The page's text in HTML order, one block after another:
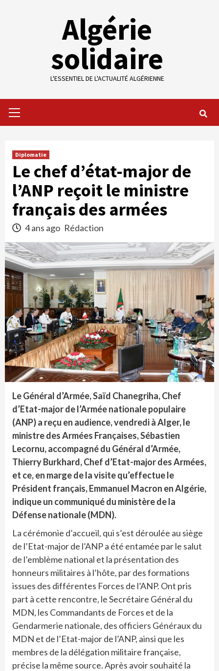
Algérie
solidaire
L'ESSENTIEL DE L'ACTUALITÉ ALGÉRIENNE
Menu
Diplomatie
Le chef d’état-major de
l’ANP reçoit le ministre
français des armées
4 ans ago Rédaction
Le Général d’Armée, Saïd Chanegriha, Chef
d’Etat-major de l’Armée nationale populaire
(ANP) a reçu en audience, vendredi à Alger, le
ministre des Armées Françaises, Sébastien
Lecornu, accompagné du Général d’Armée,
Thierry Burkhard, Chef d’Etat-major des Armées,
et ce, en marge de la visite qu’effectue le
Président français, Emmanuel Macron en Algérie,
indique un communiqué du ministère de la
Défense nationale (MDN).
La cérémonie d’accueil, qui s’est déroulée au siège
de l’Etat-major de l’ANP a été entamée par le salut
de l’emblème national et la présentation des
honneurs militaires à l’hôte, par des formations
issues des différentes Forces de l’ANP. Ont pris
part à cette rencontre, le Secrétaire Général du
MDN, les Commandants de Forces et de la
Gendarmerie nationale, des officiers Généraux du
MDN et de l’Etat-major de l’ANP, ainsi que les
membres de la délégation militaire française,
précise la même source. Après avoir souhaité la